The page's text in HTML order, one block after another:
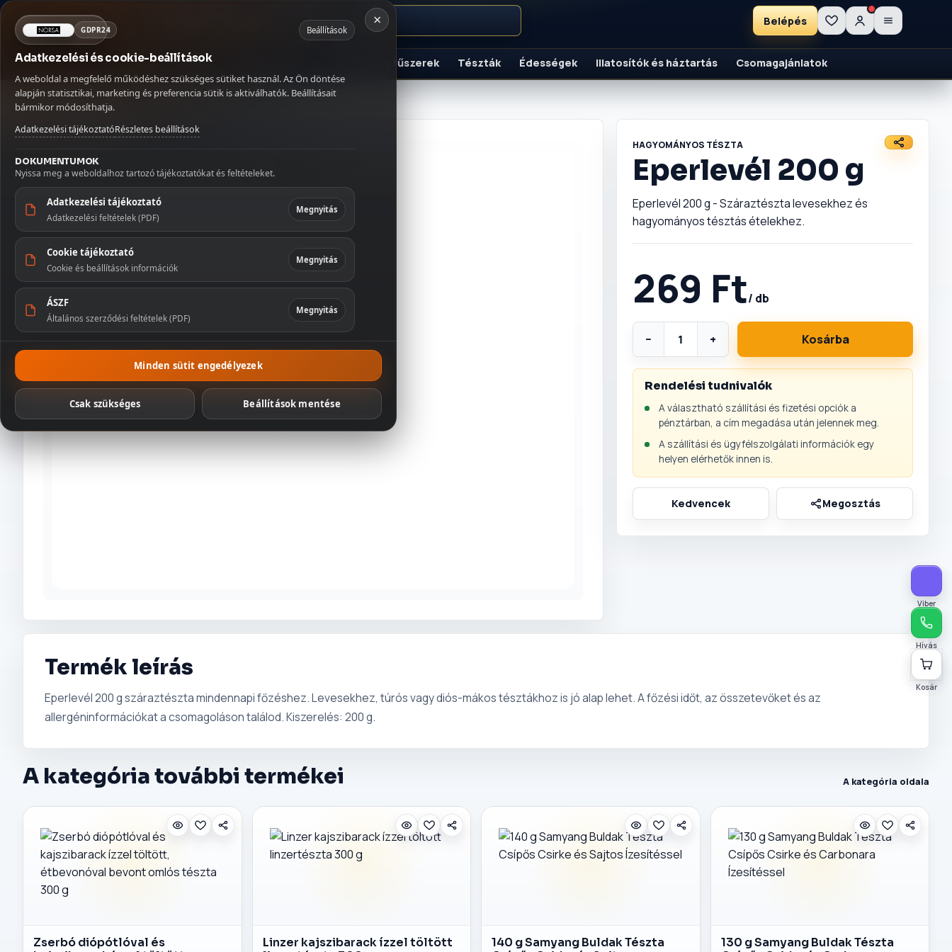
Belépés
Kávé Szörpök Szószok és fűszerek Tészták Édességek Illatosítók és háztartás Csomagajánlatok
MENÜ
🏠 Kezdőlap
✉️ Kapcsolat
Kávé
Szószok és fűszerek
Édességek
háztartás
Kezdőoldal/Tészták
HAGYOMÁNYOS TÉSZTA
Eperlevél 200 g
Eperlevél 200 g - Száraztészta levesekhez és
hagyományos tésztás ételekhez.
269 Ft/ db
− + Kosárba
Rendelési tudnivalók
A választható szállítási és fizetési opciók a
pénztárban, a cím megadása után jelennek meg.
A szállítási és ügyfélszolgálati információk egy
helyen elérhetők innen is.
Termék leírás
Eperlevél 200 g száraztészta mindennapi főzéshez. Levesekhez, túrós vagy diós-mákos tésztákhoz is jó alap lehet. A főzési időt, az összetevőket és az
allergéninformációkat a csomagoláson találod. Kiszerelés: 200 g.
A kategória további termékei A kategória oldala
Zserbó diópótlóval és
Linzer kajszibarack ízzel töltött
140 g Samyang Buldak Tészta
130 g Samyang Buldak Tészta
Viber
Hívás
Kosár
Kosár ×
Betöltés...
×
GDPR24 Beállítások
Adatkezelési és cookie-beállítások
A weboldal a megfelelő működéshez szükséges sütiket használ. Az Ön döntése
alapján statisztikai, marketing és preferencia sütik is aktiválhatók. Beállításait
bármikor módosíthatja.
Adatkezelési tájékoztatóRészletes beállítások
DOKUMENTUMOK
Nyissa meg a weboldalhoz tartozó tájékoztatókat és feltételeket.
Adatkezelési tájékoztató
Adatkezelési feltételek (PDF)
Megnyitás
Cookie tájékoztató
Cookie és beállítások információk
Megnyitás
ÁSZF
Általános szerződési feltételek (PDF)
Megnyitás
Minden sütit engedélyezek
Csak szükséges Beállítások mentése